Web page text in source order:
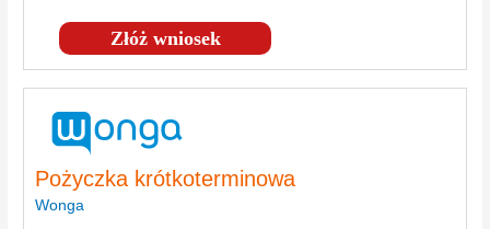
Złóż wniosek
Pożyczka krótkoterminowa
Wonga